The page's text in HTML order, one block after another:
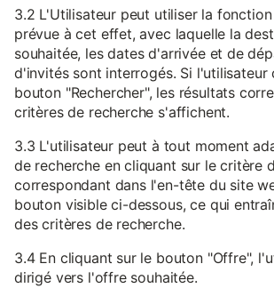
3.2 L'Utilisateur peut utiliser la
prévue à cet effet, avec laquelle la
souhaitée, les dates d'arrivée et de
d'invités sont interrogés. Si l'utilisateur
bouton "Rechercher", les résultats
critères de recherche s'affichent.
3.3 L'utilisateur peut à tout moment
de recherche en cliquant sur le critère
correspondant dans l'en-tête du site
bouton visible ci-dessous, ce qui
des critères de recherche.
3.4 En cliquant sur le bouton "Offre",
dirigé vers l'offre souhaitée.